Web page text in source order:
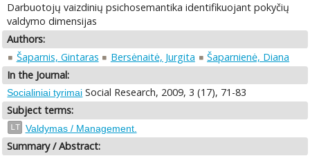
Darbuotojų vaizdinių psichosemantika identifikuojant pokyčių
valdymo dimensijas
Authors:
Šaparnis, Gintaras
Bersėnaitė, Jurgita
Šaparnienė, Diana
In the Journal:
Socialiniai tyrimai Social Research, 2009, 3 (17), 71-83
Subject terms:
LT Valdymas / Management.
Summary / Abstract: